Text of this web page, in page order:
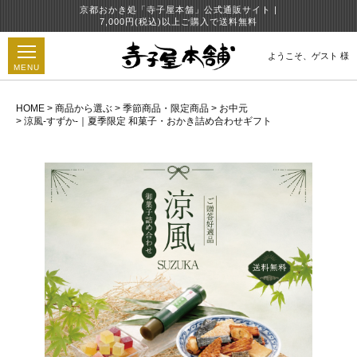
京都おかき処「寺子屋本舗」公式通販サイト |
7,000円(税込)以上ご購入で送料無料
MENU
ようこそ、 ゲスト 様
HOME 商品から選ぶ 季節商品・限定商品
お中元
涼風-すずか-｜夏季限定 和菓子・おかき詰め合わせギフト